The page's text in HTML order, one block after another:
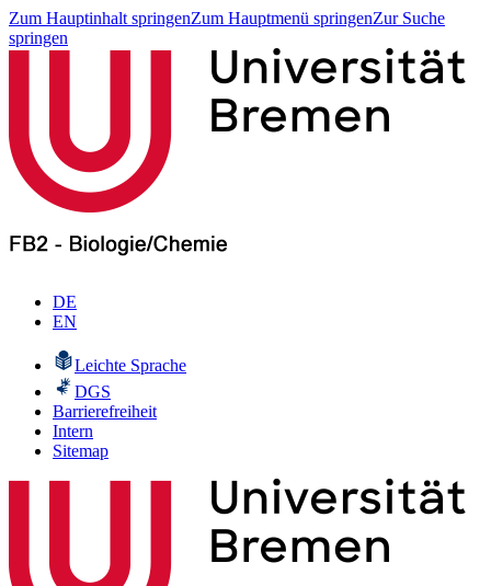
Zum Hauptinhalt springenZum Hauptmenü springenZur Suche
springen
DE
EN
Leichte Sprache
DGS
Barrierefreiheit
Intern
Sitemap